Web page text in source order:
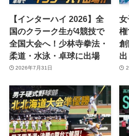
【インターハイ 2026】全
国のクラーク生が4競技で
全国大会へ！少林寺拳法・
柔道・水泳・卓球に出場
2026年7月31日
権
創
出